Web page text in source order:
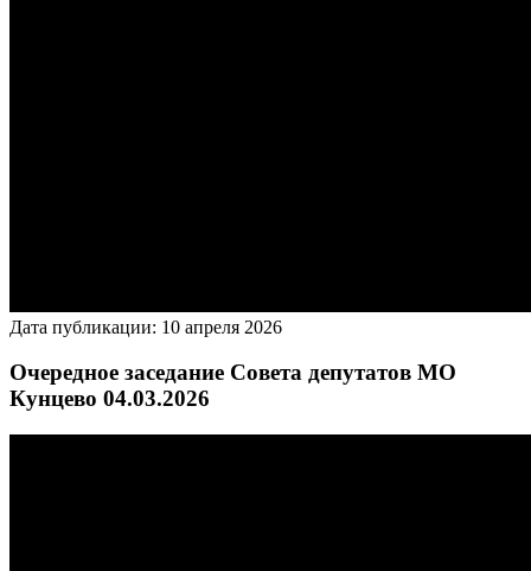
Дата публикации: 10 апреля 2026
Очередное заседание Совета депутатов МО
Кунцево 04.03.2026